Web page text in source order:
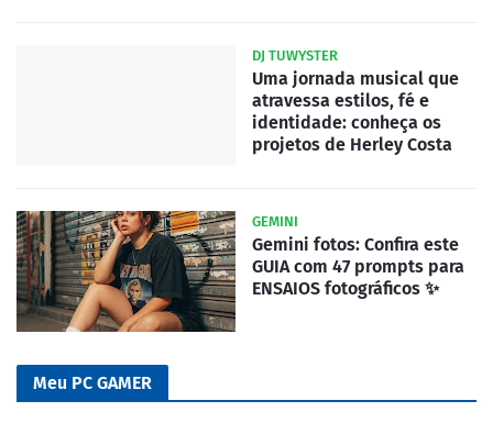
DJ TUWYSTER
Uma jornada musical que
atravessa estilos, fé e
identidade: conheça os
projetos de Herley Costa
GEMINI
Gemini fotos: Confira este
GUIA com 47 prompts para
ENSAIOS fotográficos ✨
Meu PC GAMER